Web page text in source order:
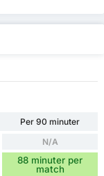
Per 90 minuter
N/A
88 minuter per
match